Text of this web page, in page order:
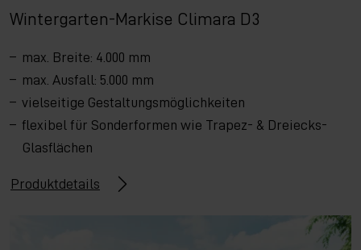
Wintergarten-Markise Climara D3
max. Breite: 4.000 mm
max. Ausfall: 5.000 mm
vielseitige Gestaltungsmöglichkeiten
flexibel für Sonderformen wie Trapez- & Dreiecks-
Glasflächen
Produktdetails